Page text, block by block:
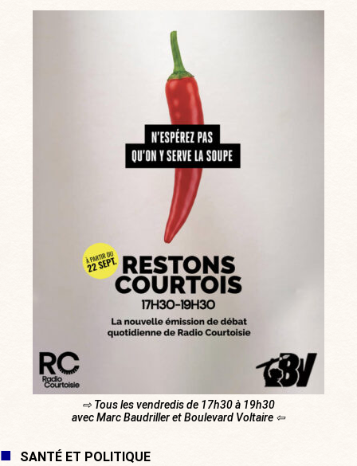
⇨ Tous les vendredis de 17h30 à 19h30
avec Marc Baudriller et Boulevard Voltaire ⇦
SANTÉ ET POLITIQUE